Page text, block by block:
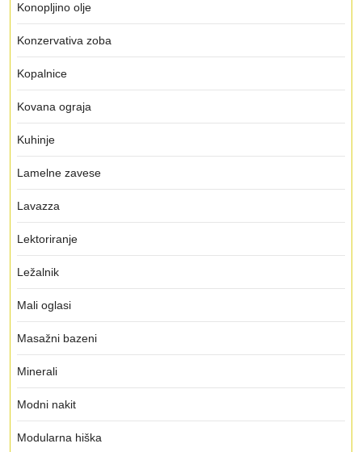
Konopljino olje
Konzervativa zoba
Kopalnice
Kovana ograja
Kuhinje
Lamelne zavese
Lavazza
Lektoriranje
Ležalnik
Mali oglasi
Masažni bazeni
Minerali
Modni nakit
Modularna hiška